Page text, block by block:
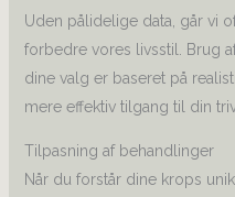
Uden pålidelige data, går vi
forbedre vores livsstil. Brug
dine valg er baseret på
mere effektiv tilgang til din
Tilpasning af behandlinger
Når du forstår dine krops